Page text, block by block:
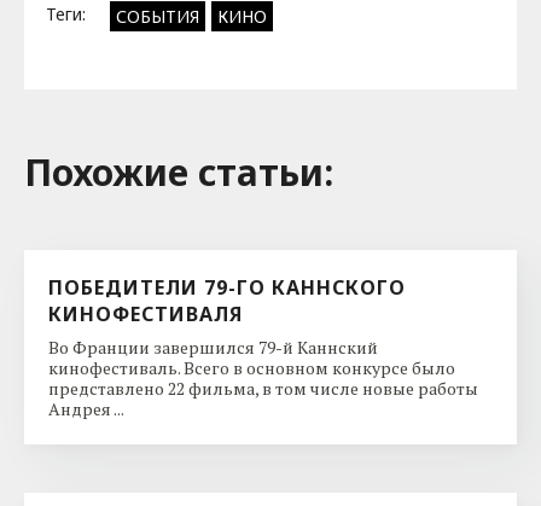
Теги: СОБЫТИЯ КИНО
Похожие cтатьи:
ПОБЕДИТЕЛИ 79-ГО КАННСКОГО
КИНОФЕСТИВАЛЯ
Во Франции завершился 79-й Каннский
кинофестиваль. Всего в основном конкурсе было
представлено 22 фильма, в том числе новые работы
Андрея ...